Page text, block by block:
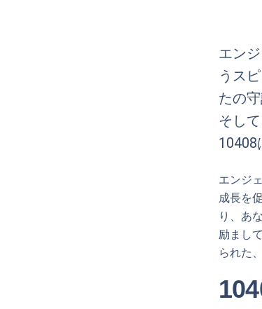
エン
うス
たの
そし
10408
エンジ
成長を
り、あ
励まし
られた